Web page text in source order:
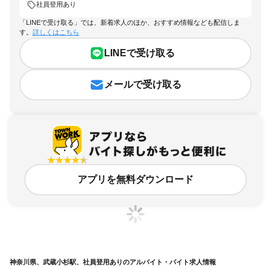
社員登用あり
「LINEで受け取る」では、新着求人のほか、おすすめ情報なども配信しま
す。 詳しくはこちら
LINEで受け取る
メールで受け取る
アプリを無料ダウンロード
神奈川県、武蔵小杉駅、社員登用ありのアルバイト・バイト求人情報